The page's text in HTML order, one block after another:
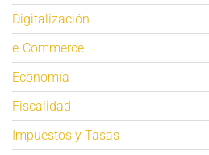
Digitalización
e-Commerce
Economía
Fiscalidad
Impuestos y Tasas